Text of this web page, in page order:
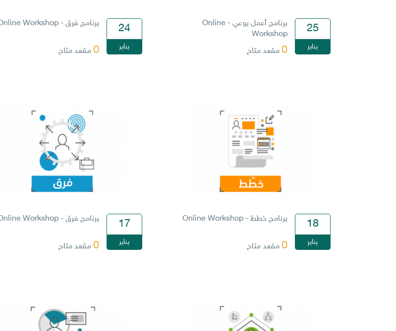
25
يناير
برنامج أعمل بوعي - Online
Workshop
0 مقعد متاح
24
يناير
برنامج فرق - Online Workshop
0 مقعد متاح
18
يناير
برنامج خطط - Online Workshop
0 مقعد متاح
17
يناير
برنامج فرق - Online Workshop
0 مقعد متاح